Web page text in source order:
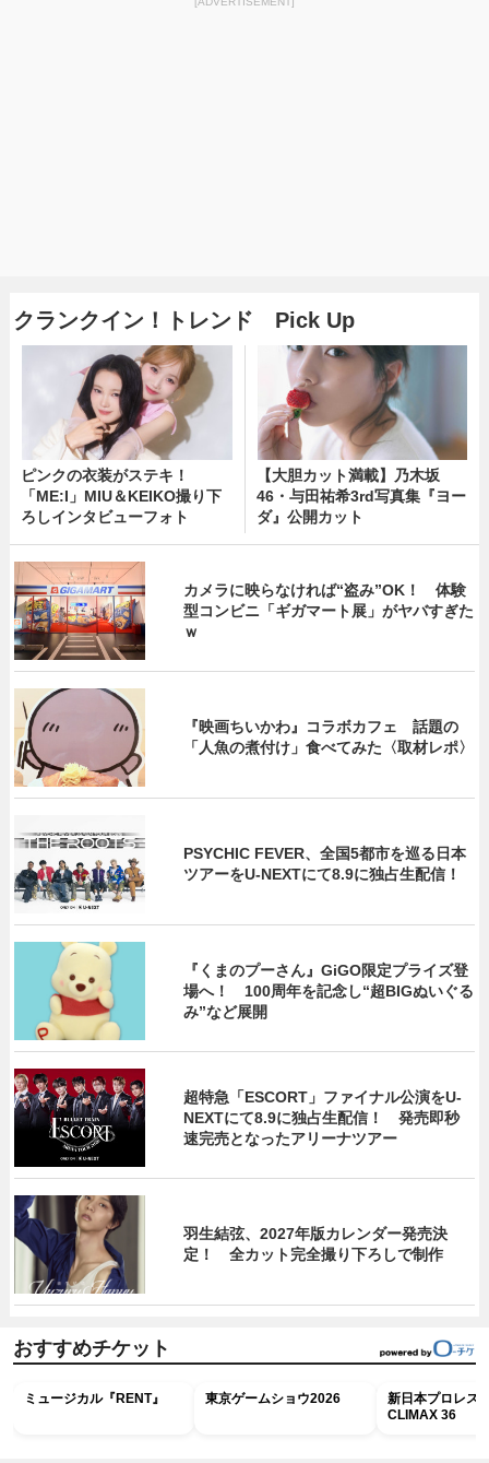
クランクイン！トレンド Pick Up
ピンクの衣装がステキ！
「ME:I」MIU＆KEIKO撮り下
ろしインタビューフォト
【大胆カット満載】乃木坂
46・与田祐希3rd写真集『ヨー
ダ』公開カット
カメラに映らなければ“盗み”OK！ 体験
型コンビニ「ギガマート展」がヤバすぎた
ｗ
『映画ちいかわ』コラボカフェ 話題の
「人魚の煮付け」食べてみた〈取材レポ〉
PSYCHIC FEVER、全国5都市を巡る日本
ツアーをU‐NEXTにて8.9に独占生配信！
『くまのプーさん』GiGO限定プライズ登
場へ！ 100周年を記念し“超BIGぬいぐる
み”など展開
超特急「ESCORT」ファイナル公演をU-
NEXTにて8.9に独占生配信！ 発売即秒
速完売となったアリーナツアー
羽生結弦、2027年版カレンダー発売決
定！ 全カット完全撮り下ろしで制作
おすすめチケット
ミュージカル『RENT』 東京ゲームショウ2026
新日本プロレス
CLIMAX 36